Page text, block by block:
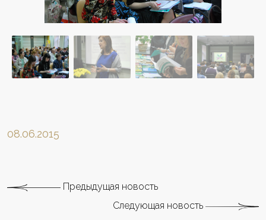
08.06.2015
Предыдущая новость
Следующая новость